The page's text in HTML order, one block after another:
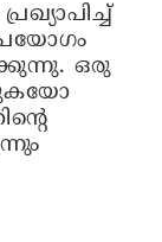
ഒരു